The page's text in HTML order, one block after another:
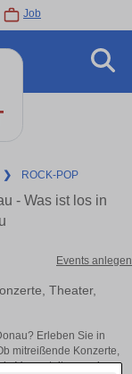
Job
❯ ROCK-POP
- Was ist los in
Events anlegen
Theater,
Erleben Sie in
mitreißende Konzerte,
Veranstaltungen in